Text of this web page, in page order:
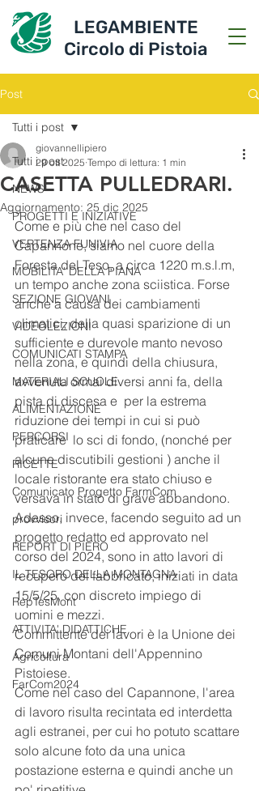
LEGAMBIENTE
Circolo di Pistoia
Post
Tutti i post
NEWS
PROGETTI E INIZIATIVE
VERTENZA FUNIVIA
MOBILITA' DELLA PIANA
SEZIONE GIOVANI
VIDEOLEZIONI
COMUNICATI STAMPA
MATERIALI SCUOLE
ALIMENTAZIONE
PERCORSI
RICETTE
Comunicato Progetto FarmCom
provvisori
REPORT DI PIERO
IL TESORO DELLA MONTAGNA
RepTesMont
ATTIVITA' DIDATTICHE
Agricoltura
FarCom2024
Tutti i post
CASETTA PULLEDRARI.
giovannellipiero
29 ott 2025 Tempo di lettura: 1 min
Aggiornamento: 25 dic 2025
Come e più che nel caso del
Capannone, siamo nel cuore della
Foresta del Teso, a circa 1220 m.s.l.m,
un tempo anche zona sciistica. Forse
anche a causa dei cambiamenti
climatici, della quasi sparizione di un
sufficiente e durevole manto nevoso
nella zona, e quindi della chiusura,
avvenuta ormai diversi anni fa, della
pista di discesa e  per la estrema
riduzione dei tempi in cui si può
praticare  lo sci di fondo, (nonché per
alcune discutibili gestioni ) anche il
locale ristorante era stato chiuso e
versava in stato di grave abbandono.
Adesso, invece, facendo seguito ad un
progetto redatto ed approvato nel
corso del 2024, sono in atto lavori di
recupero del fabbricato, iniziati in data
15/5/25, con discreto impiego di
uomini e mezzi.
Committente dei lavori è la Unione dei
Comuni Montani dell'Appennino
Pistoiese.
Come nel caso del Capannone, l'area
di lavoro risulta recintata ed interdetta
agli estranei, per cui ho potuto scattare
solo alcune foto da una unica
postazione esterna e quindi anche un